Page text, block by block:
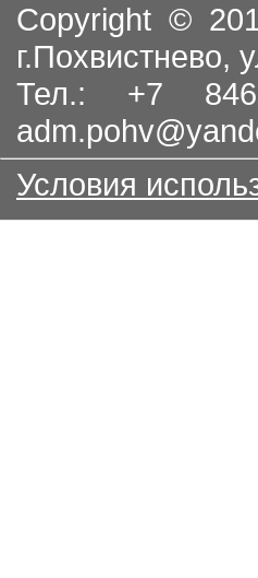
Copyright ©
г.Похвистнево,
Тел.: +7
Условия